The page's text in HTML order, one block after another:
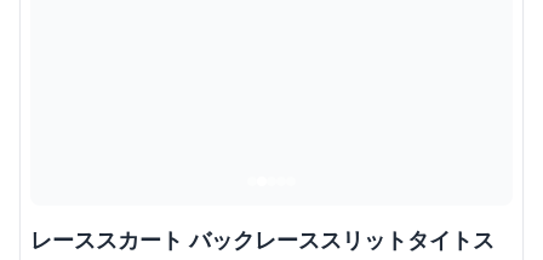
レーススカート バックレーススリットタイトス